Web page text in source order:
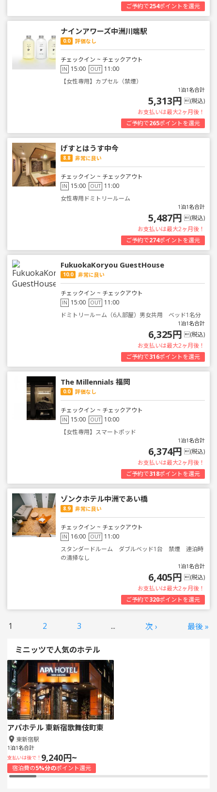
ご予約で254ポイントを還元
ナインアワーズ中洲川端駅
0.0 評価なし
チェックイン ~ チェックアウト
IN 15:00 OUT 11:00
【女性専用】カプセル（禁煙）
1泊1名合計
5,313円 (税込)
お支払いは最大2ヶ月後！
ご予約で265ポイントを還元
げすとはうす中今
8.8 非常に良い
チェックイン ~ チェックアウト
IN 15:00 OUT 11:00
女性専用ドミトリールーム
1泊1名合計
5,487円 (税込)
お支払いは最大2ヶ月後！
ご予約で274ポイントを還元
FukuokaKoryou GuestHouse
10.0 非常に良い
チェックイン ~ チェックアウト
IN 15:00 OUT 11:00
ドミトリールーム（6人部屋）男女共用 ベッド1名分
1泊1名合計
6,325円 (税込)
お支払いは最大2ヶ月後！
ご予約で316ポイントを還元
The Millennials 福岡
0.0 評価なし
チェックイン ~ チェックアウト
IN 15:00 OUT 10:00
【女性専用】スマートポッド
1泊1名合計
6,374円 (税込)
お支払いは最大2ヶ月後！
ご予約で318ポイントを還元
ゾンクホテル中洲であい橋
8.9 非常に良い
チェックイン ~ チェックアウト
IN 16:00 OUT 11:00
スタンダードルーム ダブルベッド1台 禁煙 連泊時
の清掃なし
1泊1名合計
6,405円 (税込)
お支払いは最大2ヶ月後！
ご予約で320ポイントを還元
1 2 3 ... 次 › 最後 »
ミニッツで人気のホテル
アパホテル 東新宿歌舞伎町東
東新宿駅
1泊1名合計
支払いは後で！ 9,240円~
宿泊費の5%分のポイント還元